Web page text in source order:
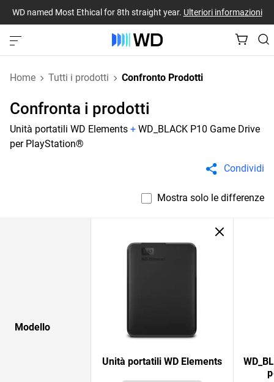
WD named Most Ethical for 8th straight year. Ulteriori informazioni
Home Tutti i prodotti Confronto Prodotti
Confronta i prodotti
Unità portatili WD Elements + WD_BLACK P10 Game Drive
per PlayStation®
Condividi
Mostra solo le differenze
Modello
Unità portatili WD Elements